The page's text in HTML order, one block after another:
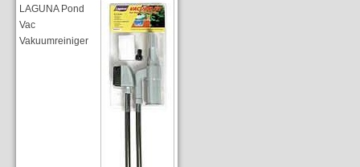
LAGUNA Pond
Vac
Vakuumreiniger